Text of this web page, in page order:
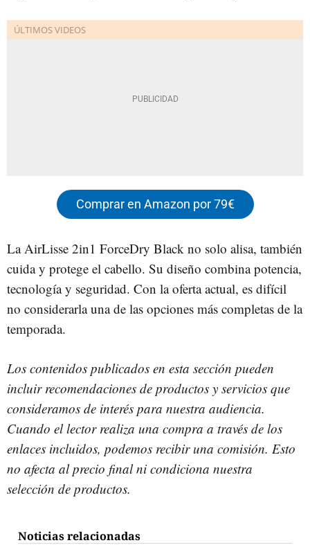
Comprar en Amazon por 79€
La AirLisse 2in1 ForceDry Black no solo alisa, también
cuida y protege el cabello. Su diseño combina potencia,
tecnología y seguridad. Con la oferta actual, es difícil
no considerarla una de las opciones más completas de la
temporada.
Los contenidos publicados en esta sección pueden
incluir recomendaciones de productos y servicios que
consideramos de interés para nuestra audiencia.
Cuando el lector realiza una compra a través de los
enlaces incluidos, podemos recibir una comisión. Esto
no afecta al precio final ni condiciona nuestra
selección de productos.
Noticias relacionadas